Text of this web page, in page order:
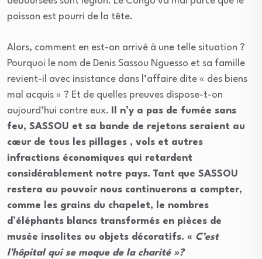
poisson est pourri de la tête.
Alors, comment en est-on arrivé à une telle situation ?
Pourquoi le nom de Denis Sassou Nguesso et sa famille
revient-il avec insistance dans l’affaire dite « des biens
mal acquis » ? Et de quelles preuves dispose-t-on
aujourd’hui contre eux. Il n’y a pas de fumée sans
feu, SASSOU et sa bande de rejetons seraient au
cœur de tous les pillages , vols et autres
infractions économiques qui retardent
considérablement notre pays. Tant que SASSOU
restera au pouvoir nous continuerons a compter,
comme les grains du chapelet, le nombres
d’éléphants blancs transformés en pièces de
musée insolites ou objets décoratifs. « C’est
l’hôpital qui se moque de la charité »?